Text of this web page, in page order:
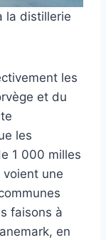
la distillerie
les
et du
les
1 000 milles
voient une
faisons à
en